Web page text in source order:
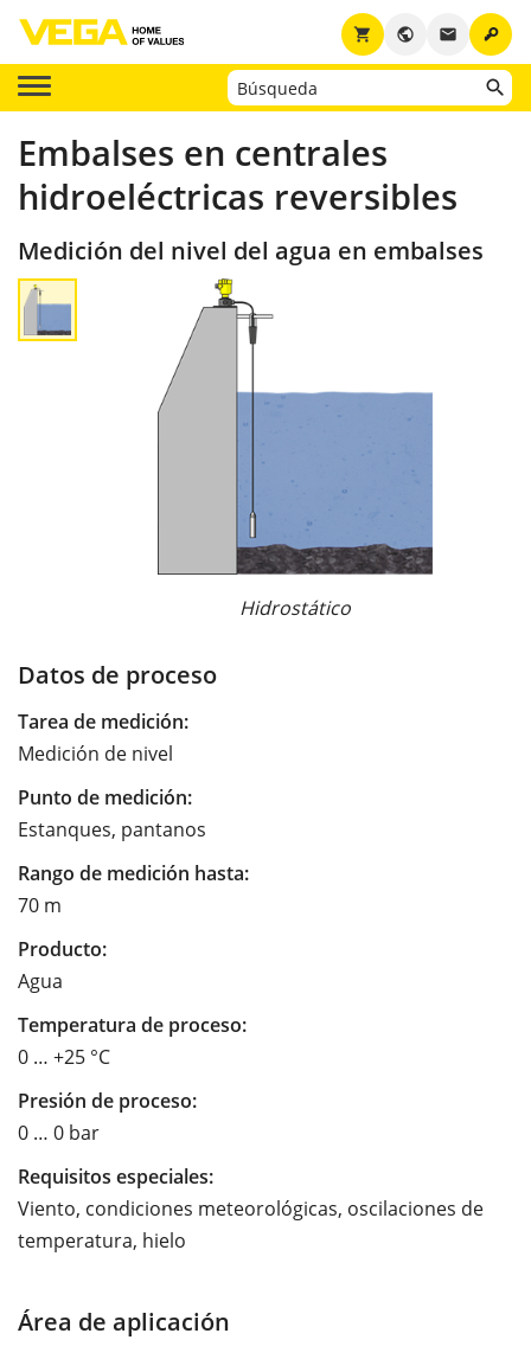
key
email
public
shopping_cart
Embalses en centrales
hidroeléctricas reversibles
Medición del nivel del agua en embalses
Hidrostático
Datos de proceso
Tarea de medición:
Medición de nivel
Punto de medición:
Estanques, pantanos
Rango de medición hasta:
70 m
Producto:
Agua
Temperatura de proceso:
0 … +25 °C
Presión de proceso:
0 … 0 bar
Requisitos especiales:
Viento, condiciones meteorológicas, oscilaciones de
temperatura, hielo
Área de aplicación